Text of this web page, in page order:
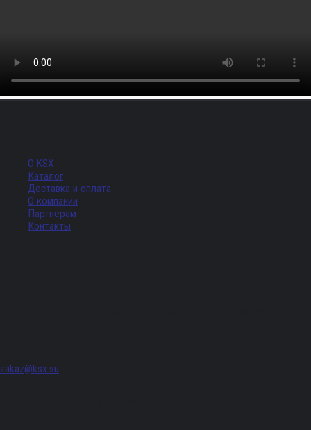
О KSX
Каталог
Доставка и оплата
О компании
Партнерам
Контакты
zakaz@ksx.su